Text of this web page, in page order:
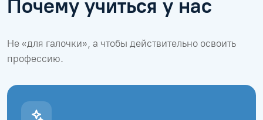
Почему учиться у нас
Не «для галочки», а чтобы действительно освоить
профессию.